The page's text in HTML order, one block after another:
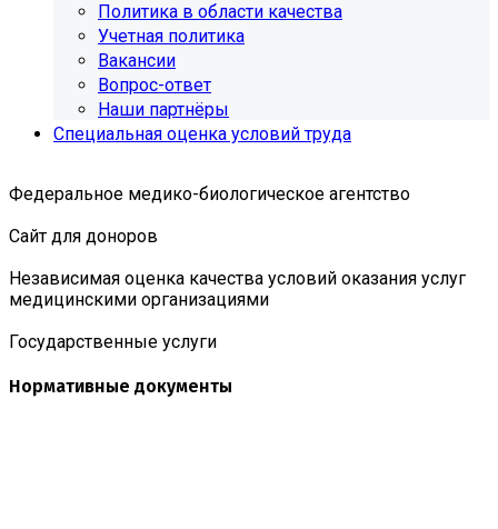
Политика в области качества
Учетная политика
Вакансии
Вопрос-ответ
Наши партнёры
Специальная оценка условий труда
Федеральное медико-биологическое агентство
Сайт для доноров
Независимая оценка качества условий оказания услуг
медицинскими организациями
Государственные услуги
Нормативные документы